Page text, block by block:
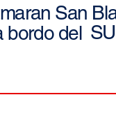
San
bordo del